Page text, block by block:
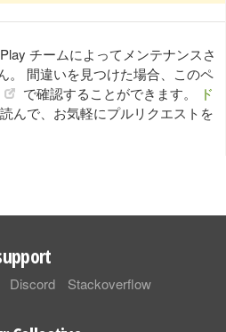
チームによってメンテナンスさ
。 間違いを見つけた場合、このペ
で確認することができます。
ド
んで、お気軽にプルリクエストを
Discord Stackoverflow